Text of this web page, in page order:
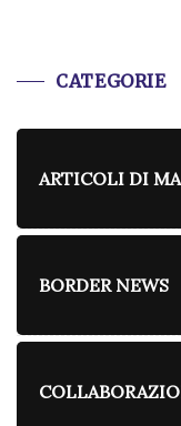
CATEGORIE
ARTICOLI DI
BORDER NEWS